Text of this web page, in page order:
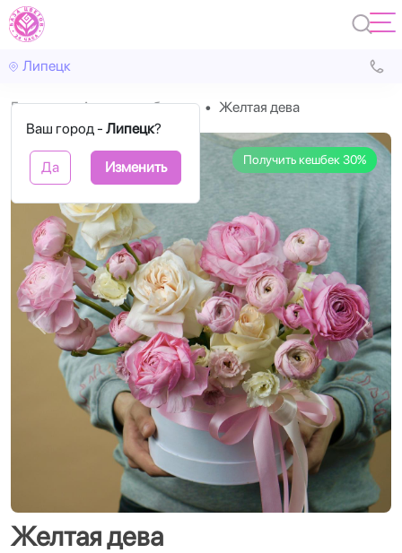
Липецк
Ваш город - Липецк?
Да Изменить
Главная Авторские букеты Желтая дева
Получить кешбек 30%
Назад
Желтая дева